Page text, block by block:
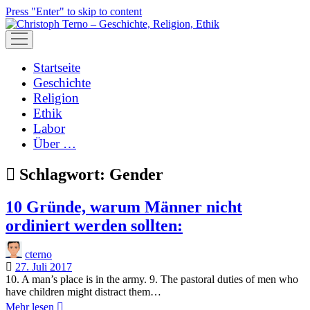
Press "Enter" to skip to content
open
menu
Startseite
Geschichte
Religion
Ethik
Labor
Über …
Schlagwort: Gender
10 Gründe, warum Männer nicht
ordiniert werden sollten:
cterno
27. Juli 2017
10. A man’s place is in the army. 9. The pastoral duties of men who
have children might distract them…
Mehr lesen 10